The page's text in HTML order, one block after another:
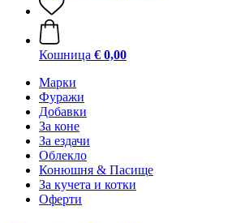
Кошница € 0,00
Марки
Фуражи
Добавки
За коне
За ездачи
Облекло
Конюшня & Пасище
За кучета и котки
Оферти